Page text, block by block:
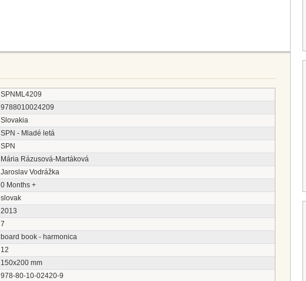
SPNML4209
9788010024209
Slovakia
SPN - Mladé letá
SPN
Mária Rázusová-Martáková
Jaroslav Vodrážka
0 Months +
slovak
2013
7
board book - harmonica
12
150x200 mm
978-80-10-02420-9